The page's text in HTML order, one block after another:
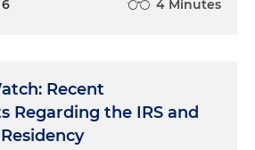
4 Minutes
Recent
Regarding the IRS and